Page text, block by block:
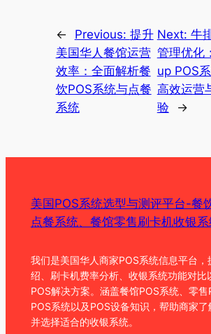
← Previous: 提升
美国华人餐馆运营
效率：全面解析餐
饮POS系统与点餐
系统
Next: 牛
管理优化
up POS
高效运营
验
→
美国POS系统选型与测评平台-餐
点餐系统、餐馆零售刷卡机收银
我们是美国华人商家POS系统信息平台，
绍、刷卡机费率分析、收银系统功能对比
POS解决方案。涵盖餐馆POS系统、零
POS系统以及POS设备知识，帮助商家
并选择适合的收银系统。